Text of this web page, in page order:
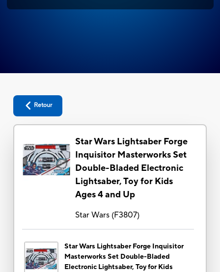
Retour
Star Wars Lightsaber Forge
Inquisitor Masterworks Set
Double-Bladed Electronic
Lightsaber, Toy for Kids
Ages 4 and Up
Star Wars(F3807)
Star Wars Lightsaber Forge Inquisitor
Masterworks Set Double-Bladed
Electronic Lightsaber, Toy for Kids